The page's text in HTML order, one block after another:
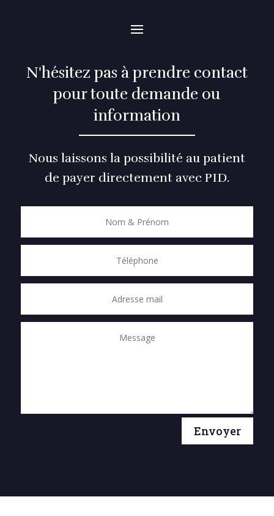
N'hésitez pas à prendre contact
pour toute demande ou
information
Nous laissons la possibilité au patient
de payer directement avec PID.
Envoyer